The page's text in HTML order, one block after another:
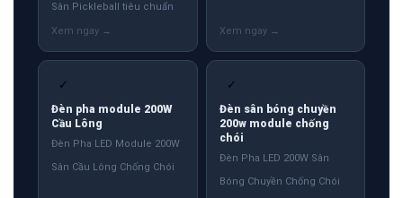
Sân Pickleball tiêu chuẩn
✓
Đèn pha module 200W
Cầu Lông
Đèn Pha LED Module 200W
Sân Cầu Lông Chống Chói
✓
Đèn sân bóng chuyền
200w module chống
chói
Đèn Pha LED 200W Sân
Bóng Chuyền Chống Chói